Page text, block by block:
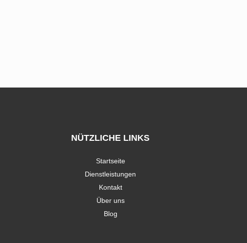
NÜTZLICHE LINKS
Startseite
Dienstleistungen
Kontakt
Über uns
Blog